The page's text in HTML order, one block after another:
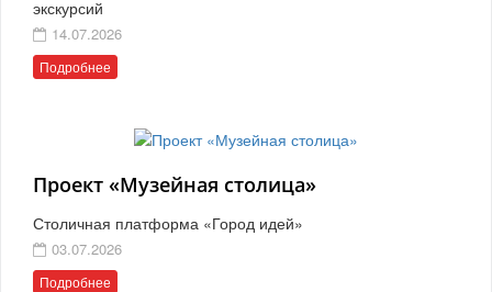
экскурсий
14.07.2026
Подробнее
Проект «Музейная столица»
Столичная платформа «Город идей»
03.07.2026
Подробнее